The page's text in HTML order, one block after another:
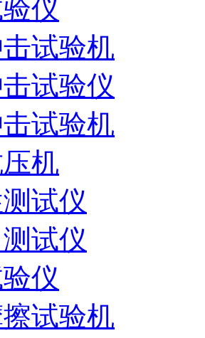
仪
试验机
试验仪
试验机
机
试仪
试仪
仪
试验机